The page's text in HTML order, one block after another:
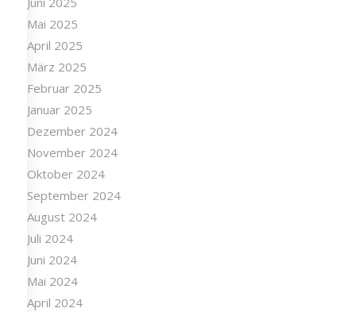
Juni 2025
Mai 2025
April 2025
März 2025
Februar 2025
Januar 2025
Dezember 2024
November 2024
Oktober 2024
September 2024
August 2024
Juli 2024
Juni 2024
Mai 2024